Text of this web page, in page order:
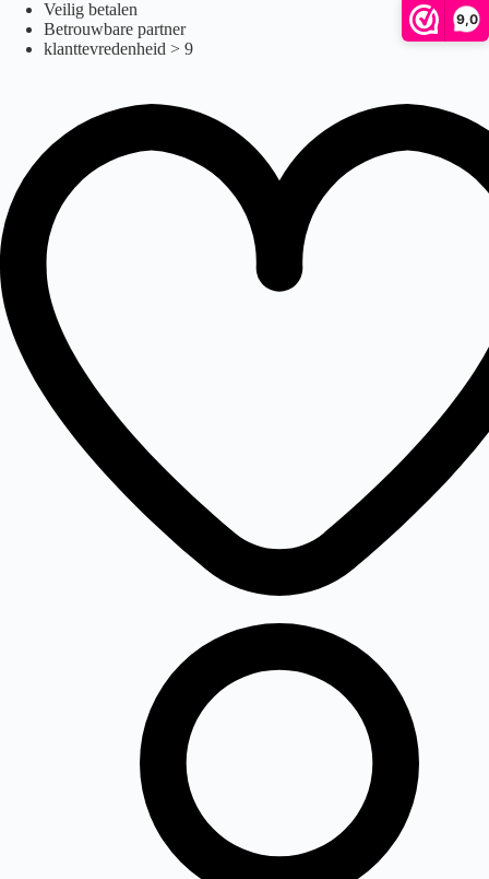
9,0
Demontabel
naar
Veilig betalen
Betrouwbare partner
klanttevredenheid > 9